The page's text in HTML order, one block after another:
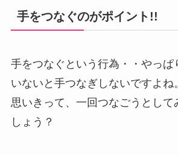
手をつなぐのがポイント!!
手をつなぐという行為・・やっぱ
いないと手つなぎしないですよね。
思いきって、一回つなごうとして
しょう？